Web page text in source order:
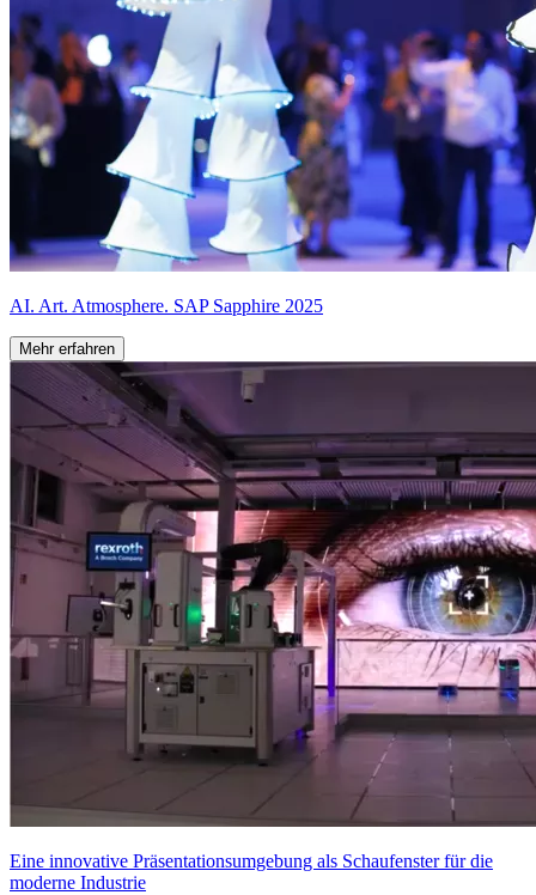
AI. Art. Atmosphere. SAP Sapphire 2025
Mehr erfahren
Eine innovative Präsentationsumgebung als Schaufenster für die
moderne Industrie